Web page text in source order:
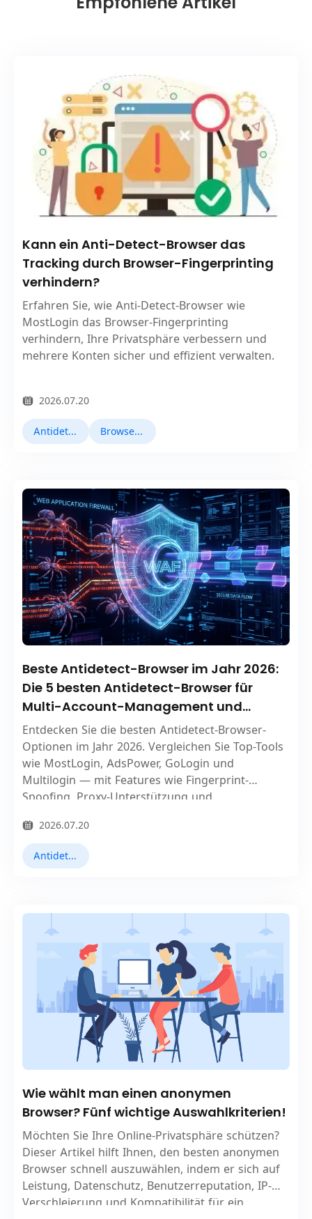
Kann ein Anti-Detect-Browser das
Tracking durch Browser-Fingerprinting
verhindern?
Erfahren Sie, wie Anti-Detect-Browser wie
MostLogin das Browser-Fingerprinting
verhindern, Ihre Privatsphäre verbessern und
mehrere Konten sicher und effizient verwalten.
2026.07.20
Antidetect-Browser Browser Fingerprinting
Beste Antidetect-Browser im Jahr 2026:
Die 5 besten Antidetect-Browser für
Multi-Account-Management und
Online-Datenschutz
Entdecken Sie die besten Antidetect-Browser-
Optionen im Jahr 2026. Vergleichen Sie Top-Tools
wie MostLogin, AdsPower, GoLogin und
Multilogin — mit Features wie Fingerprint-
Spoofing, Proxy-Unterstützung und
Konten und Ihrer Privatsphäre.
2026.07.20
Antidetect-Browser
Wie wählt man einen anonymen
Browser? Fünf wichtige Auswahlkriterien!
Möchten Sie Ihre Online-Privatsphäre schützen?
Dieser Artikel hilft Ihnen, den besten anonymen
Browser schnell auszuwählen, indem er sich auf
Leistung, Datenschutz, Benutzerreputation, IP-
Verschleierung und Kompatibilität für ein